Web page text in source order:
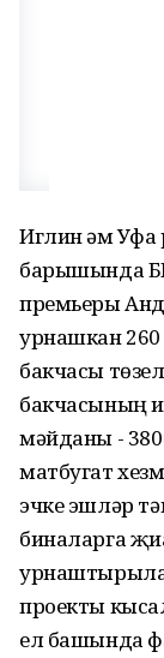
Иглин һәм
барышында
премьеры
урнашкан 260
бакчасы
бакчасының
мәйданы -
матбугат
эчке эшләр
биналарга
проекты
ел башында